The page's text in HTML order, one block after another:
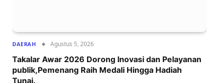
DAERAH Agustus 5, 2026
Takalar Awar 2026 Dorong Inovasi dan Pelayanan
publik,Pemenang Raih Medali Hingga Hadiah
Tunai.